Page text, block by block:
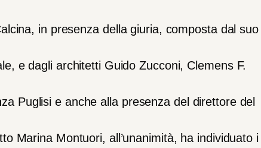
in presenza della giuria, composta dal suo
e dagli architetti Guido Zucconi, Clemens F.
Puglisi e anche alla presenza del direttore del
Marina Montuori, all’unanimità, ha individuato i